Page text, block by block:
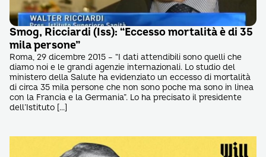
Smog, Ricciardi (Iss): “Eccesso mortalità è di 35
mila persone”
Roma, 29 dicembre 2015 – “I dati attendibili sono quelli che
diamo noi e le grandi agenzie internazionali. Lo studio del
ministero della Salute ha evidenziato un eccesso di mortalità
di circa 35 mila persone che non sono poche ma sono in linea
con la Francia e la Germania”. Lo ha precisato il presidente
dell’Istituto […]